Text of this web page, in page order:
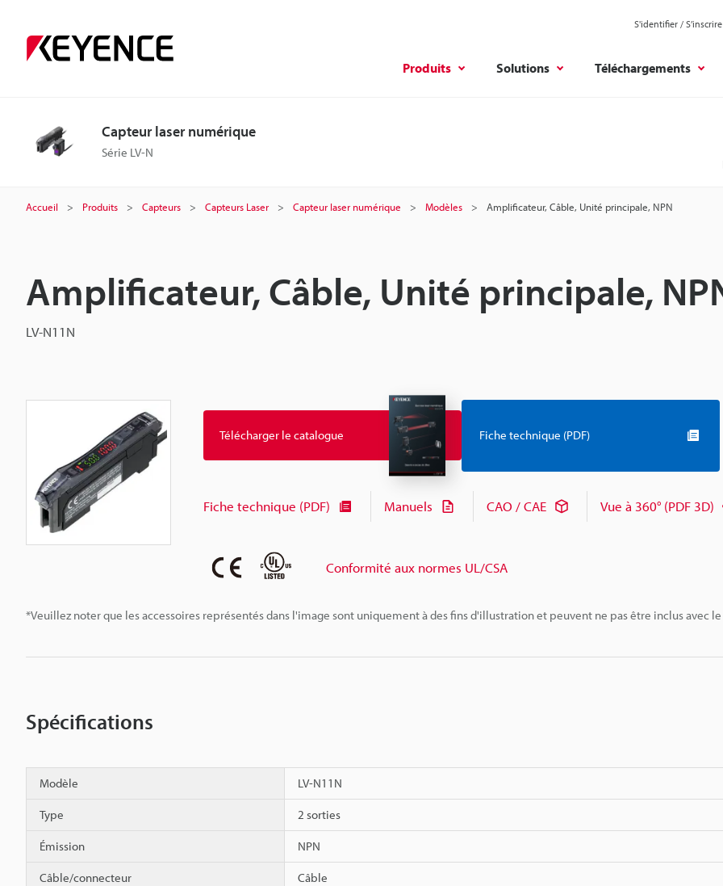
S'identifier / S’inscrire
Produits Solutions Téléchargements
Capteur laser numérique
Série LV-N
Accueil Produits Capteurs Capteurs Laser Capteur laser numérique Modèles Amplificateur, Câble, Unité principale, NPN
Amplificateur, Câble, Unité principale,
LV-N11N
*Veuillez noter que les accessoires représentés dans l'image sont uniquement à des fins d'illustration et peuvent ne pas être inclus avec
Télécharger le catalogue Fiche technique (PDF)
Fiche technique (PDF) Manuels CAO / CAE Vue à 360° (PDF 3D)
Conformité aux normes UL/CSA
Spécifications
Modèle LV-N11N
Type 2 sorties
Émission NPN
Câble/connecteur Câble